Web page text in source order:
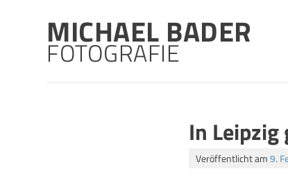
MICHAEL BADER
FOTOGRAFIE
In
Veröffentlicht am9.